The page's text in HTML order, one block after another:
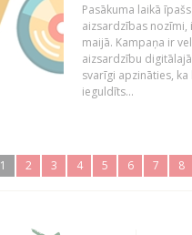
Pasākuma laikā
aizsardzības nozīmi,
maijā. Kampaņa ir
aizsardzību
svarīgi apzināties,
ieguldīts...
1 2 3 4 5 6 7 8